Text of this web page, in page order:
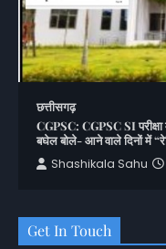
छत्तीसगढ़
CGPSC: CGPSC SI
बघेल बोले- आने वाले दिनों में
Shashikala Sahu
Get In Touch